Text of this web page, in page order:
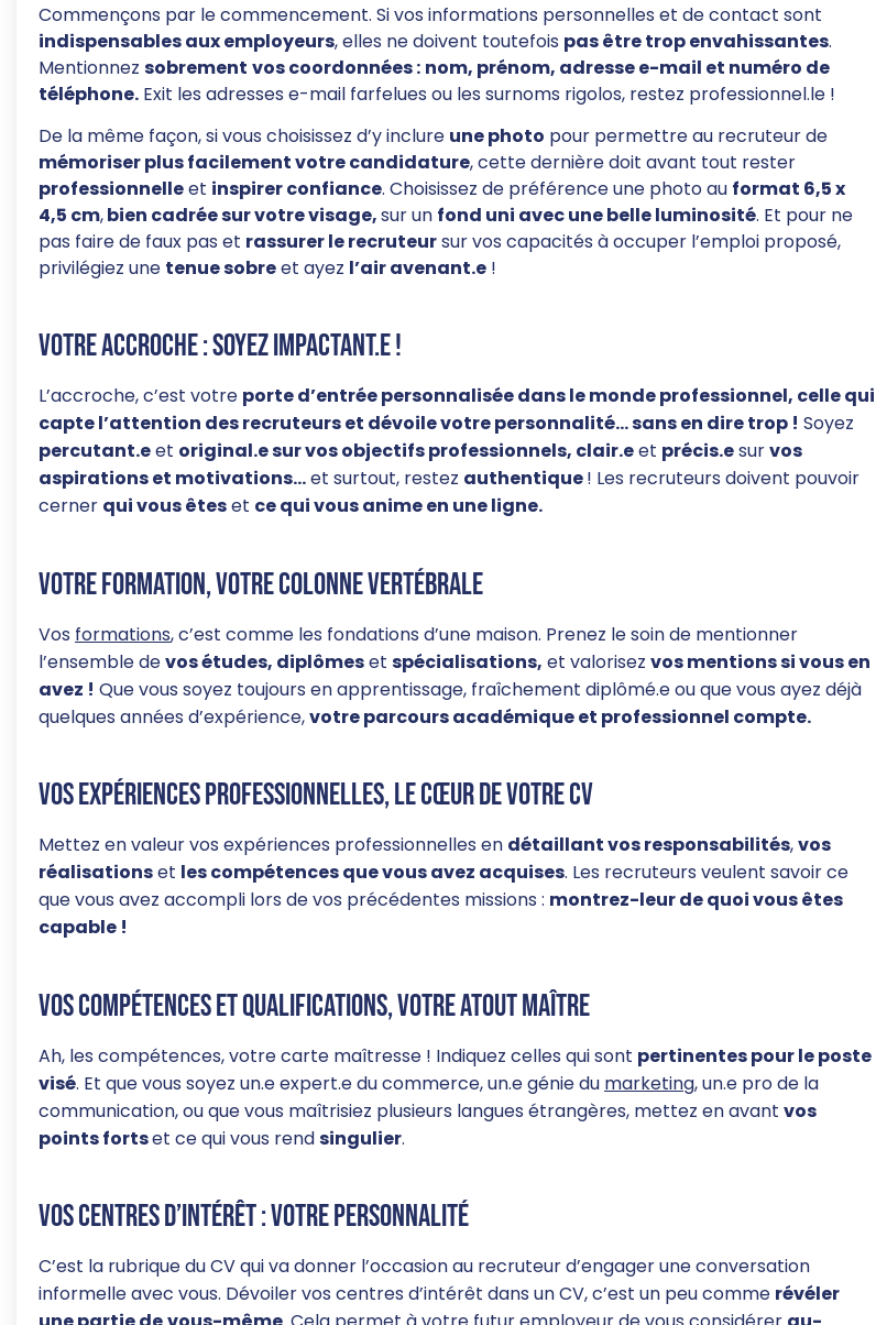
Commençons par le commencement. Si vos informations personnelles et de contact sont
indispensables aux employeurs, elles ne doivent toutefois pas être trop envahissantes.
Mentionnez sobrement vos coordonnées : nom, prénom, adresse e-mail et numéro de
téléphone. Exit les adresses e-mail farfelues ou les surnoms rigolos, restez professionnel.le !
De la même façon, si vous choisissez d’y inclure une photo pour permettre au recruteur de
mémoriser plus facilement votre candidature, cette dernière doit avant tout rester
professionnelleet inspirer confiance. Choisissez de préférence une photo au format 6,5 x
4,5 cm,bien cadrée sur votre visage,sur un fond uni avec une belle luminosité. Et pour ne
pas faire de faux pas et rassurer le recruteursur vos capacités à occuper l’emploi proposé,
privilégiez une tenue sobreet ayez l’air avenant.e !
Votre accroche : soyez impactant.e !
L’accroche, c’est votre porte d’entrée personnalisée dans le monde professionnel, celle qui
capte l’attention des recruteurs et dévoile votre personnalité… sans en dire trop ! Soyez
percutant.eet original.e sur vos objectifs professionnels, clair.eet précis.esurvos
aspirations et motivations…et surtout, restez authentique! Les recruteurs doivent pouvoir
cerner qui vous êteset ce qui vous anime en une ligne.
Votre formation, votre colonne vertébrale
Vos formations, c’est comme les fondations d’une maison. Prenez le soin de mentionner
l’ensemble devos études, diplômeset spécialisations, et valorisez vos mentions si vous en
avez ! Que vous soyez toujours en apprentissage, fraîchement diplômé.e ou que vous ayez déjà
quelques années d’expérience,votre parcours académique et professionnel compte.
Vos expériences professionnelles, le cœur de votre CV
Mettez en valeur vos expériences professionnelles en détaillant vos responsabilités,vos
réalisationset les compétences que vous avez acquises. Les recruteurs veulent savoir ce
que vous avez accompli lors de vos précédentes missions : montrez-leur de quoi vous êtes
capable !
Vos compétences et qualifications, votre atout maître
Ah, les compétences, votre carte maîtresse ! Indiquez celles qui sont pertinentes pour le poste
visé. Et que vous soyez un.e expert.e du commerce, un.e génie du marketing, un.e pro de la
communication, ou que vous maîtrisiez plusieurs langues étrangères, mettez en avant vos
points fortset ce qui vous rendsingulier.
Vos centres d’intérêt : votre personnalité
C’est la rubrique du CV qui va donner l’occasion au recruteur d’engager une conversation
informelle avec vous. Dévoiler vos centres d’intérêt dans un CV, c’est un peu comme révéler